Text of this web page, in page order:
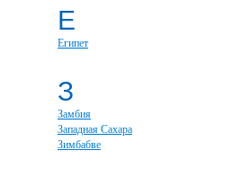
Е
Египет
З
Замбия
Западная Сахара
Зимбабве